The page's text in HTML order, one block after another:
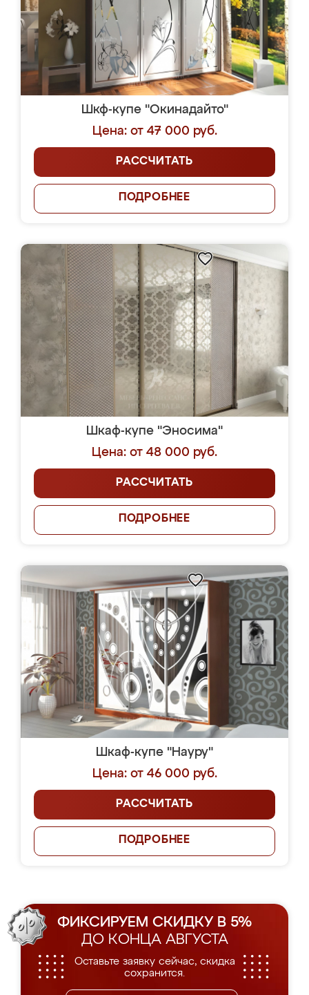
Шкф-купе "Окинадайто"
Цена: от 47 000 руб.
РАССЧИТАТЬ
ПОДРОБНЕЕ
Шкаф-купе "Эносима"
Цена: от 48 000 руб.
РАССЧИТАТЬ
ПОДРОБНЕЕ
Шкаф-купе "Науру"
Цена: от 46 000 руб.
РАССЧИТАТЬ
ПОДРОБНЕЕ
ФИКСИРУЕМ СКИДКУ В 5%
ДО КОНЦА АВГУСТА
Оставьте заявку сейчас, скидка
сохранится.